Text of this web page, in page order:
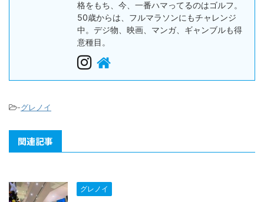
格をもち、今、一番ハマってるのはゴルフ。
50歳からは、フルマラソンにもチャレンジ
中。デジ物、映画、マンガ、ギャンブルも得
意種目。
-グレノイ
関連記事
グレノイ